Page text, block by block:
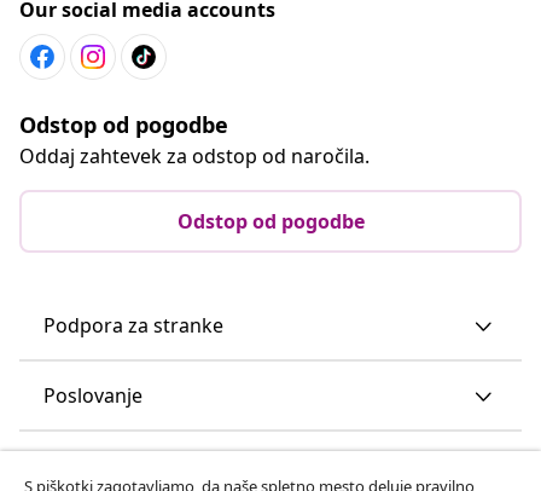
Our social media accounts
Odstop od pogodbe
Oddaj zahtevek za odstop od naročila.
Odstop od pogodbe
Podpora za stranke
Poslovanje
S piškotki zagotavljamo, da naše spletno mesto deluje pravilno,